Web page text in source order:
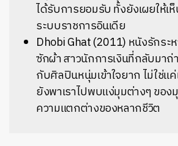
ได้รับการยอมรับ ทั้งยังเผยให้เ
ระบบราชการอินเดีย
Dhobi Ghat (2011) หนังรักระ
ซักผ้า สาวนักการเงินที่กลับมาถ่
กับศิลปินหนุ่มเข้าใจยาก ไม่ใช่แ
ยังพาเราไปพบแง่มุมต่างๆ ของ
ความแตกต่างของหลากชีวิต